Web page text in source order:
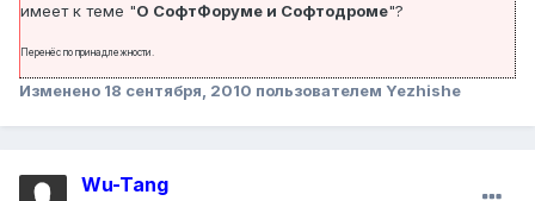
имеет к теме "О СофтФоруме и Софтодроме"?
Перенёс по принадлежности.
Изменено 18 сентября, 2010 пользователем Yezhishe
Wu-Tang